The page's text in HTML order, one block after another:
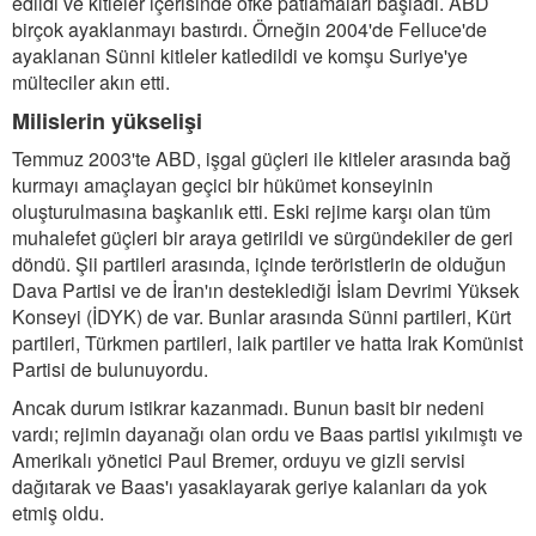
birçok ayaklanmayı bastırdı. Örneğin 2004'de Felluce'de
ayaklanan Sünni kitleler katledildi ve komşu Suriye'ye
mülteciler akın etti.
Milislerin yükselişi
Temmuz 2003'te ABD, işgal güçleri ile kitleler arasında bağ
kurmayı amaçlayan geçici bir hükümet konseyinin
oluşturulmasına başkanlık etti. Eski rejime karşı olan tüm
muhalefet güçleri bir araya getirildi ve sürgündekiler de geri
döndü. Şii partileri arasında, içinde teröristlerin de olduğun
Dava Partisi ve de İran'ın desteklediği İslam Devrimi Yüksek
Konseyi (İDYK) de var. Bunlar arasında Sünni partileri, Kürt
partileri, Türkmen partileri, laik partiler ve hatta Irak Komünist
Partisi de bulunuyordu.
Ancak durum istikrar kazanmadı. Bunun basit bir nedeni
vardı; rejimin dayanağı olan ordu ve Baas partisi yıkılmıştı ve
Amerikalı yönetici Paul Bremer, orduyu ve gizli servisi
dağıtarak ve Baas'ı yasaklayarak geriye kalanları da yok
etmiş oldu.